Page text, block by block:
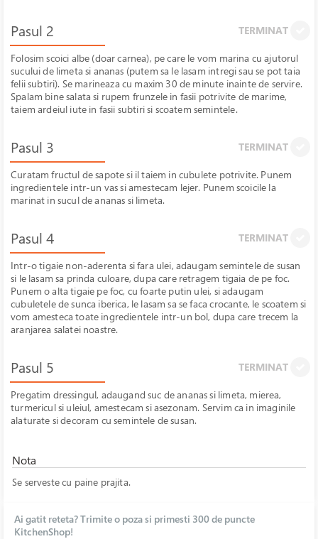
Pasul 2 TERMINAT
Folosim scoici albe (doar carnea), pe care le vom marina cu ajutorul
sucului de limeta si ananas (putem sa le lasam intregi sau se pot taia
felii subtiri). Se marineaza cu maxim 30 de minute inainte de servire.
Spalam bine salata si rupem frunzele in fasii potrivite de marime,
taiem ardeiul iute in fasii subtiri si scoatem semintele.
Pasul 3 TERMINAT
Curatam fructul de sapote si il taiem in cubulete potrivite. Punem
ingredientele intr-un vas si amestecam lejer. Punem scoicile la
marinat in sucul de ananas si limeta.
Pasul 4 TERMINAT
Intr-o tigaie non-aderenta si fara ulei, adaugam semintele de susan
si le lasam sa prinda culoare, dupa care retragem tigaia de pe foc.
Punem o alta tigaie pe foc, cu foarte putin ulei, si adaugam
cubuletele de sunca iberica, le lasam sa se faca crocante, le scoatem si
vom amesteca toate ingredientele intr-un bol, dupa care trecem la
aranjarea salatei noastre.
Pasul 5 TERMINAT
Pregatim dressingul, adaugand suc de ananas si limeta, mierea,
turmericul si uleiul, amestecam si asezonam. Servim ca in imaginile
alaturate si decoram cu semintele de susan.
Nota
Se serveste cu paine prajita.
Ai gatit reteta? Trimite o poza si primesti 300 de puncte
KitchenShop!